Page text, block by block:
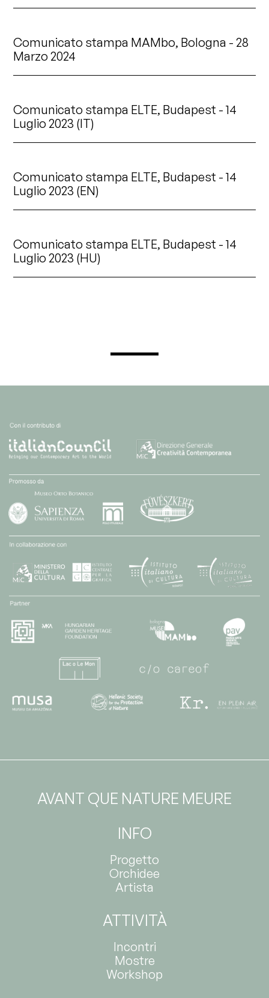
Comunicato stampa MAMbo, Bologna - 28
Marzo 2024
Comunicato stampa ELTE, Budapest - 14
Luglio 2023 (IT)
Comunicato stampa ELTE, Budapest - 14
Luglio 2023 (EN)
Comunicato stampa ELTE, Budapest - 14
Luglio 2023 (HU)
AVANT QUE NATURE MEURE
INFO
Progetto
Orchidee
Artista
ATTIVITÀ
Incontri
Mostre
Workshop